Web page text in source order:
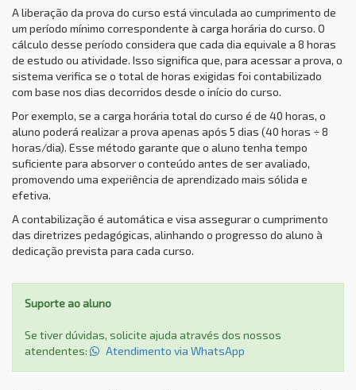
A liberação da prova do curso está vinculada ao cumprimento de
um período mínimo correspondente à carga horária do curso. O
cálculo desse período considera que cada dia equivale a 8 horas
de estudo ou atividade. Isso significa que, para acessar a prova, o
sistema verifica se o total de horas exigidas foi contabilizado
com base nos dias decorridos desde o início do curso.
Por exemplo, se a carga horária total do curso é de 40 horas, o
aluno poderá realizar a prova apenas após 5 dias (40 horas ÷ 8
horas/dia). Esse método garante que o aluno tenha tempo
suficiente para absorver o conteúdo antes de ser avaliado,
promovendo uma experiência de aprendizado mais sólida e
efetiva.
A contabilização é automática e visa assegurar o cumprimento
das diretrizes pedagógicas, alinhando o progresso do aluno à
dedicação prevista para cada curso.
Suporte ao aluno
Se tiver dúvidas, solicite ajuda através dos nossos
atendentes:
Atendimento via WhatsApp